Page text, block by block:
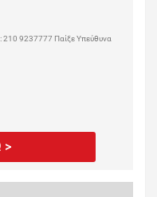
9237777 Παίξε Υπεύθυνα
>